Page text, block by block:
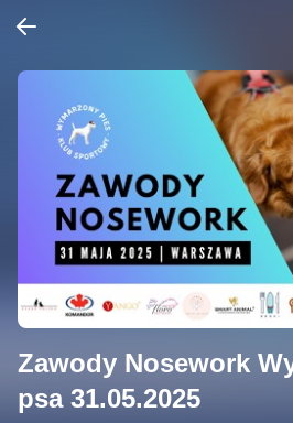
Zawody Nosework
psa 31.05.2025